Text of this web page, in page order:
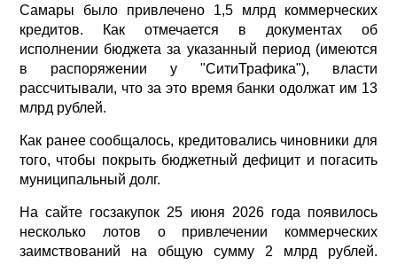
Самары было привлечено 1,5 млрд коммерческих
кредитов. Как отмечается в документах об
исполнении бюджета за указанный период (имеются
в распоряжении у "СитиТрафика"), власти
рассчитывали, что за это время банки одолжат им 13
млрд рублей.
Как ранее сообщалось, кредитовались чиновники для
того, чтобы покрыть бюджетный дефицит и погасить
муниципальный долг.
На сайте госзакупок 25 июня 2026 года появилось
несколько лотов о привлечении коммерческих
заимствований на общую сумму 2 млрд рублей.